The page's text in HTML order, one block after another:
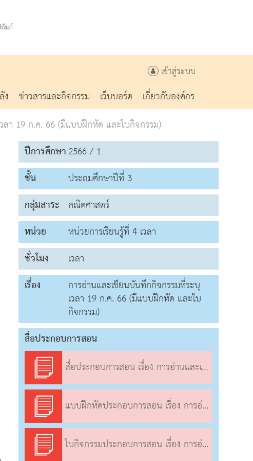
เข้าสู่ระบบ
ข่าวสารและกิจกรรม เว็บบอร์ด
เกี่ยวกับองค์กร
ลา 19 ก.ค. 66 (มีแบบฝึกหัด และใบกิจกรรม)
ปีการศึกษา2566 / 1
ชั้น
ประถมศึกษาปีที่ 3
กลุ่มสาระ คณิตศาสตร์
หน่วย
หน่วยการเรียนรู้ที่ 4 เวลา
ชั่วโมง
เวลา
เรื่อง
การอ่านและเขียนบันทึกกิจกรรมที่ระบุ
เวลา 19 ก.ค. 66 (มีแบบฝึกหัด และใบ
กิจกรรม)
สื่อประกอบการสอน
สื่อประกอบการสอน เรื่อง การอ่านและเขียนบันทึกกิจกรรมที่ระบุเวลา
แบบฝึกหัดประกอบการสอน เรื่อง การอ่านและเขียนบันทึกกิจกรรมที่ระบุเวลา
ใบกิจกรรมประกอบการสอน เรื่อง การอ่านและเขียนบันทึกกิจกรรมที่ระบุเวลา